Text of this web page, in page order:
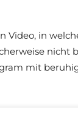
Video, in
nicht
mit